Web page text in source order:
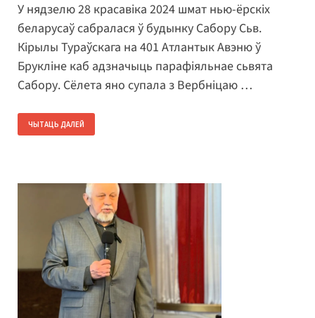
У нядзелю 28 красавіка 2024 шмат нью-ёрскіх
беларусаў сабралася ў будынку Сабору Сьв.
Кірылы Тураўскага на 401 Атлантык Авэню ў
Брукліне каб адзначыць парафіяльнае сьвята
Сабору. Сёлета яно супала з Вербніцаю …
ЧЫТАЦЬ ДАЛЕЙ